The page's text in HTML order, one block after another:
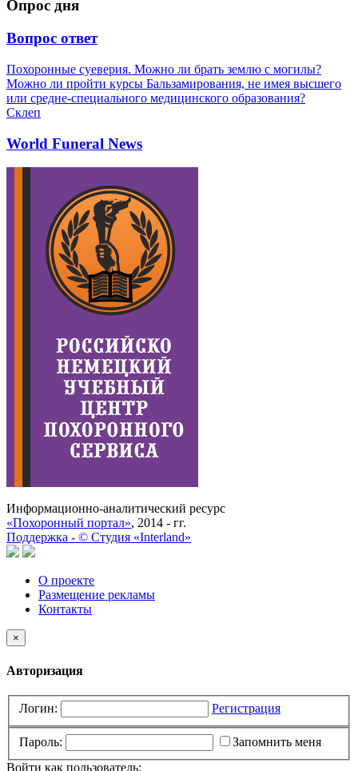
Опрос дня
Вопрос ответ
Похоронные суеверия. Можно ли брать землю с могилы?
Можно ли пройти курсы Бальзамирования, не имея высшего
или средне-специального медицинского образования?
Склеп
World Funeral News
Информационно-аналитический ресурс
«Похоронный портал», 2014 - гг.
Поддержка - © Cтудия «Interland»
О проекте
Размещение рекламы
Контакты
×
Авторизация
Логин: Регистрация
Пароль:
Запомнить меня
Войти как пользователь: